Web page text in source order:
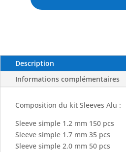
EXPLORER
TACKLE
Description
Informations complémentaires
Composition du kit Sleeves Alu :
Sleeve simple 1.2 mm 150 pcs
Sleeve simple 1.7 mm 35 pcs
Sleeve simple 2.0 mm 50 pcs